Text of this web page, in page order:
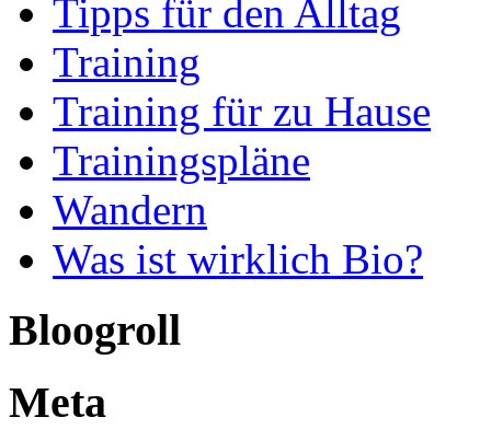
Tipps für den Alltag
Training
Training für zu Hause
Trainingspläne
Wandern
Was ist wirklich Bio?
Bloogroll
Meta